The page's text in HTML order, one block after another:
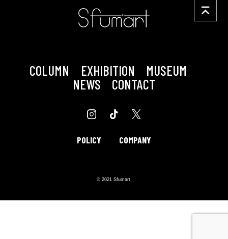
COLUMN EXHIBITION
MUSEUM
NEWS
CONTACT
POLICY COMPANY
© 2021 Sfumart.